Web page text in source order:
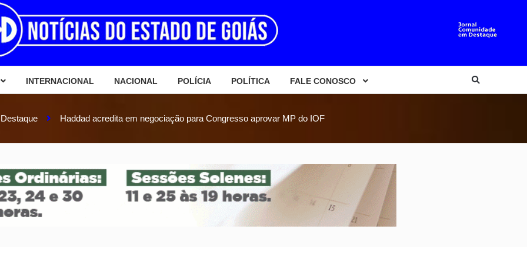
INTERNACIONAL NACIONAL POLÍCIA POLÍTICA FALE CONOSCO
Destaque Haddad acredita em negociação para Congresso aprovar MP do IOF